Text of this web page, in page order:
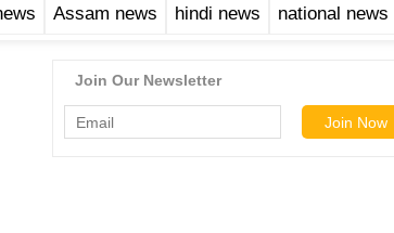
Assam news hindi news national news